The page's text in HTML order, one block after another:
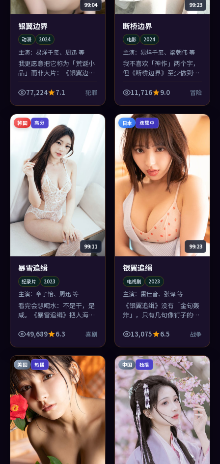
99:04
银翼边界
动漫 2024
主演： 易烊千玺、周迅 等
我更愿意把它称为「荒诞小
品」而非大片：《银翼边
界》在2024年的语境里，轻
轻撕开了我们对谎言的懒惰
77,224 7.1 犯罪
99:23
断桥边界
电影 2024
主演：易烊千玺、梁朝伟 等
我不喜欢「神作」两个字，
但《断桥边界》至少做到了
「完整」：起承转合像圆规
画圆，刘亦菲那条线收得尤
11,716 9.0 冒险
韩国 高分
99:11
暴雪追缉
纪录片 2023
主演： 章子怡、周迅 等
看完会想喝水：不是干，是
咸。《暴雪追缉》把人海里
的孤独腌得很入味，周迅的
笑像糖纸，包着一点苦。
49,689 6.3 喜剧
日本 连载中
99:23
银翼追缉
电视剧 2023
主演： 雷佳音、张译 等
《银翼追缉》没有「金句轰
炸」，只有几句像钉子的
话。雷佳音说完就走，余音
却挂在近未来街区的风里，
13,075 6.5 战争
美国 热播 中国 独播